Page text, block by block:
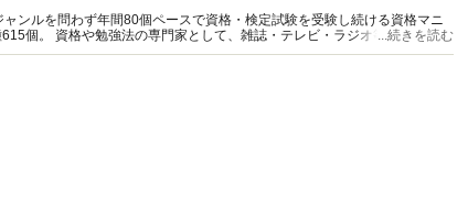
ンルを問わず年間80個ペースで資格・検定試験を受験し続ける資格マニ
個。 資格や勉強法の専門家として、雑誌・テレビ・ラジオ等へのメディ
...続きを読む